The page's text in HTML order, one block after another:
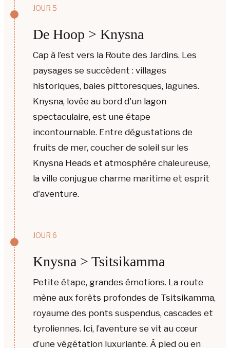
JOUR 5
De Hoop > Knysna
Cap à l’est vers la Route des Jardins. Les
paysages se succèdent : villages
historiques, baies pittoresques, lagunes.
Knysna, lovée au bord d'un lagon
spectaculaire, est une étape
incontournable. Entre dégustations de
fruits de mer, coucher de soleil sur les
Knysna Heads et atmosphère chaleureuse,
la ville conjugue charme maritime et esprit
d'aventure.
JOUR 6
Knysna > Tsitsikamma
Petite étape, grandes émotions. La route
mène aux forêts profondes de Tsitsikamma,
royaume des ponts suspendus, cascades et
tyroliennes. Ici, l’aventure se vit au cœur
d’une végétation luxuriante. À pied ou en